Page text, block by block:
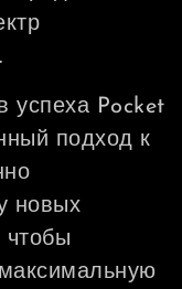
успеха Pocket
подход к
новых
чтобы